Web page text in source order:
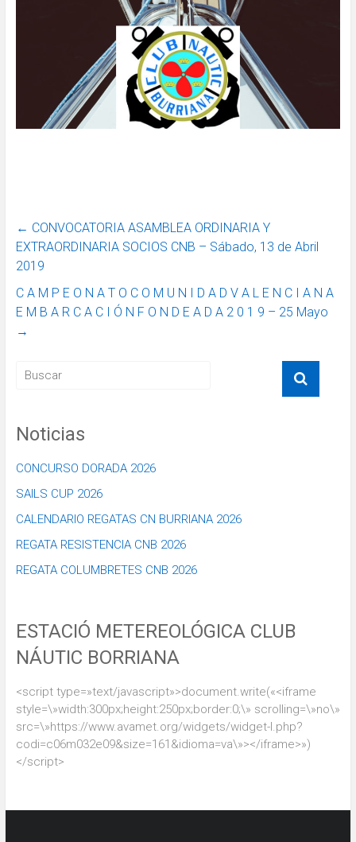
← CONVOCATORIA ASAMBLEA ORDINARIA Y
EXTRAORDINARIA SOCIOS CNB – Sábado, 13 de Abril
2019
C A M P E O N A T O C O M U N I D A D V A L E N C I A N A
E M B A R C A C I Ó N F O N D E A D A 2 0 1 9 – 25 Mayo
→
Noticias
CONCURSO DORADA 2026
SAILS CUP 2026
CALENDARIO REGATAS CN BURRIANA 2026
REGATA RESISTENCIA CNB 2026
REGATA COLUMBRETES CNB 2026
ESTACIÓ METEREOLÓGICA CLUB
NÁUTIC BORRIANA
<script type=»text/javascript»>document.write(«<iframe
style=\»width:300px;height:250px;border:0;\» scrolling=\»no\»
src=\»https://www.avamet.org/widgets/widget-l.php?
codi=c06m032e09&size=161&idioma=va\»></iframe>»)
</script>